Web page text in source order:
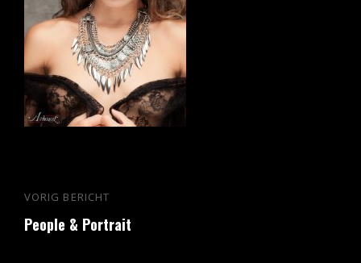
Bericht
navigatie
Vorig
bericht
VORIG BERICHT
People & Portrait